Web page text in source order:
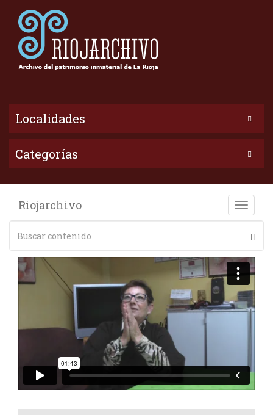
Localidades
Categorías
Toggle
Riojarchivo